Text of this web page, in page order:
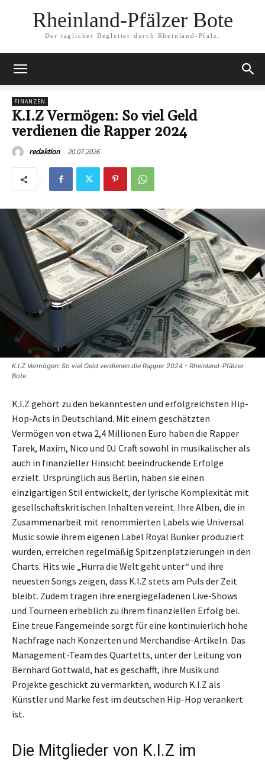
Rheinland-Pfälzer Bote
Der täglicher Begleiter durch Rheinland-Pfalz.
FINANZEN
K.I.Z Vermögen: So viel Geld
verdienen die Rapper 2024
redaktion 20.07.2026
K.I.Z Vermögen: So viel Geld verdienen die Rapper 2024 - Rheinland-Pfälzer
Bote
K.I.Z gehört zu den bekanntesten und erfolgreichsten Hip-
Hop-Acts in Deutschland. Mit einem geschätzten
Vermögen von etwa 2,4 Millionen Euro haben die Rapper
Tarek, Maxim, Nico und DJ Craft sowohl in musikalischer als
auch in finanzieller Hinsicht beeindruckende Erfolge
erzielt. Ursprünglich aus Berlin, haben sie einen
einzigartigen Stil entwickelt, der lyrische Komplexität mit
gesellschaftskritischen Inhalten vereint. Ihre Alben, die in
Zusammenarbeit mit renommierten Labels wie Universal
Music sowie ihrem eigenen Label Royal Bunker produziert
wurden, erreichen regelmäßig Spitzenplatzierungen in den
Charts. Hits wie „Hurra die Welt geht unter“ und ihre
neuesten Songs zeigen, dass K.I.Z stets am Puls der Zeit
bleibt. Zudem tragen ihre energiegeladenen Live-Shows
und Tourneen erheblich zu ihrem finanziellen Erfolg bei.
Eine treue Fangemeinde sorgt für eine kontinuierlich hohe
Nachfrage nach Konzerten und Merchandise-Artikeln. Das
Management-Team des Quartetts, unter der Leitung von
Bernhard Gottwald, hat es geschafft, ihre Musik und
Projekte geschickt zu vermarkten, wodurch K.I.Z als
Künstler und Marke fest im deutschen Hip-Hop verankert
ist.
Die Mitglieder von K.I.Z im